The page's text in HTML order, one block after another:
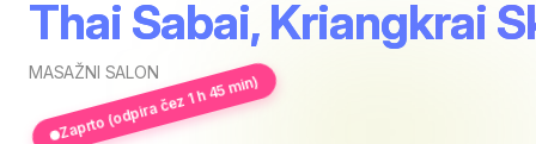
Thai Sabai, Kriangkrai
MASAŽNI SALON
Zaprto (odpira čez 1 h 45 min)